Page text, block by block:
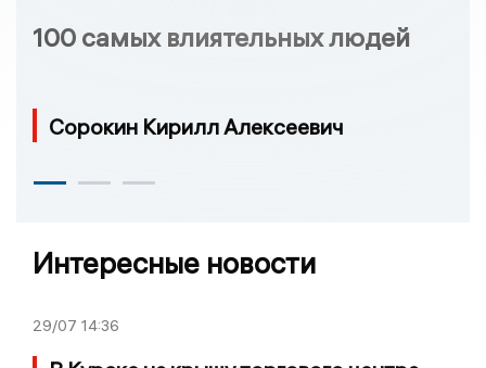
100 самых влиятельных людей
Сорокин Кирилл Алексеевич
Интересные новости
29/07 14:36